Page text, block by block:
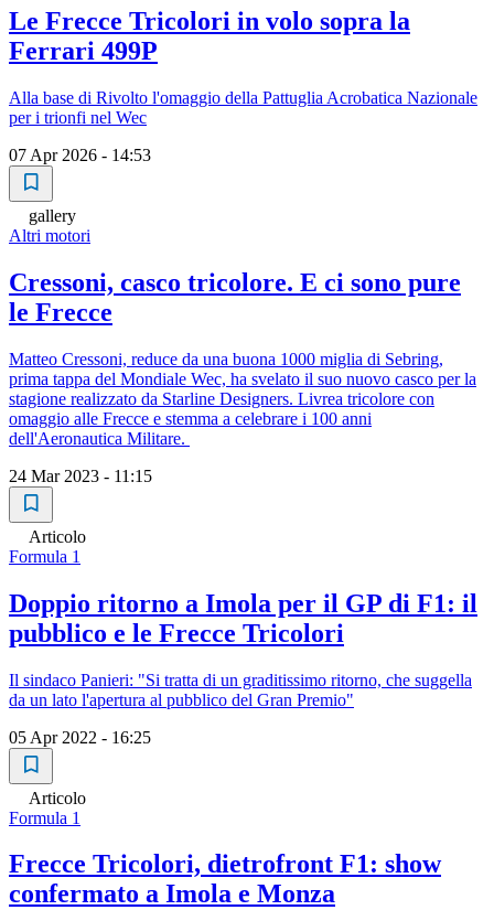
Le Frecce Tricolori in volo sopra la
Ferrari 499P
Alla base di Rivolto l'omaggio della Pattuglia Acrobatica Nazionale
per i trionfi nel Wec
07 Apr 2026 - 14:53
gallery
Altri motori
Cressoni, casco tricolore. E ci sono pure
le Frecce
Matteo Cressoni, reduce da una buona 1000 miglia di Sebring,
prima tappa del Mondiale Wec, ha svelato il suo nuovo casco per la
stagione realizzato da Starline Designers. Livrea tricolore con
omaggio alle Frecce e stemma a celebrare i 100 anni
dell'Aeronautica Militare.
24 Mar 2023 - 11:15
Articolo
Formula 1
Doppio ritorno a Imola per il GP di F1: il
pubblico e le Frecce Tricolori
Il sindaco Panieri: "Si tratta di un graditissimo ritorno, che suggella
da un lato l'apertura al pubblico del Gran Premio"
05 Apr 2022 - 16:25
Articolo
Formula 1
Frecce Tricolori, dietrofront F1: show
confermato a Imola e Monza